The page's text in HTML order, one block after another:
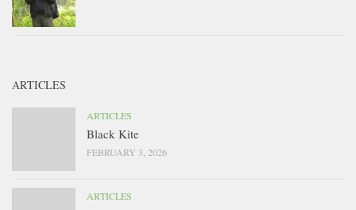
ARTICLES
ARTICLES
Black Kite
FEBRUARY 3, 2026
ARTICLES